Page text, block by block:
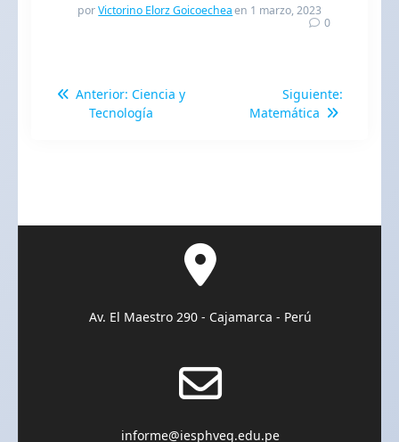
porVictorino Elorz Goicoecheaen 1 marzo, 2023
0
Anterior: Ciencia y
Tecnología
Siguiente:
Matemática
Av. El Maestro 290 - Cajamarca - Perú
informe@iesphveg.edu.pe